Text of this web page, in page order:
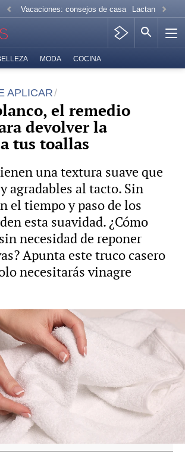
Vacaciones: consejos de casa Lactancia
MODA COCINA
APLICAR
el remedio
devolver la
tus toallas
una textura suave que
agradables al tacto. Sin
el tiempo y paso de los
esta suavidad. ¿Cómo
necesidad de reponer
Apunta este truco casero
necesitarás vinagre
Foto: iStock Vídeo: Hyliacom
y el mal olor en tus
estos consejos para
impecables